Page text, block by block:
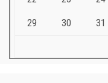
29 30 31